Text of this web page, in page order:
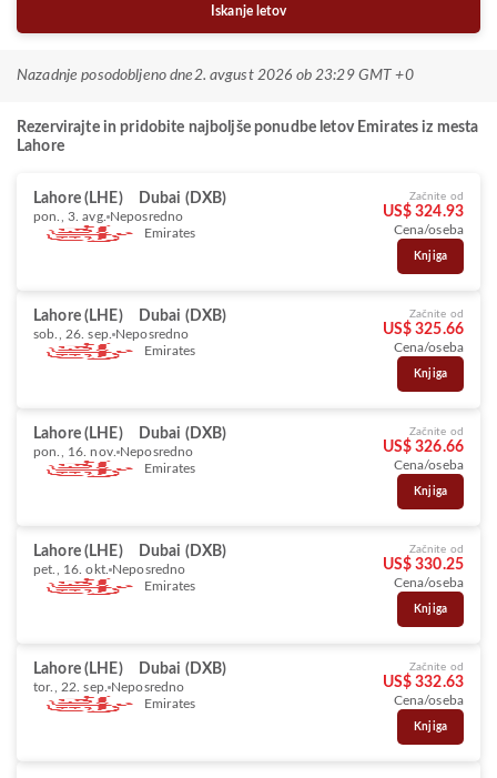
Iskanje letov
Nazadnje posodobljeno dne2. avgust 2026 ob 23:29 GMT +0
Rezervirajte in pridobite najboljše ponudbe letov Emirates iz mesta
Lahore
Lahore (LHE) Dubai (DXB)
pon., 3. avg. Neposredno
Emirates
Začnite od
US$ 324.93
Cena/oseba
Knjiga
Lahore (LHE) Dubai (DXB)
sob., 26. sep. Neposredno
Emirates
Začnite od
US$ 325.66
Cena/oseba
Knjiga
Lahore (LHE) Dubai (DXB)
pon., 16. nov. Neposredno
Emirates
Začnite od
US$ 326.66
Cena/oseba
Knjiga
Lahore (LHE) Dubai (DXB)
pet., 16. okt. Neposredno
Emirates
Začnite od
US$ 330.25
Cena/oseba
Knjiga
Lahore (LHE) Dubai (DXB)
tor., 22. sep. Neposredno
Emirates
Začnite od
US$ 332.63
Cena/oseba
Knjiga